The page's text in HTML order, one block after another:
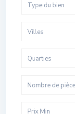
Type du bien
Villes
Quarties
Nombre de